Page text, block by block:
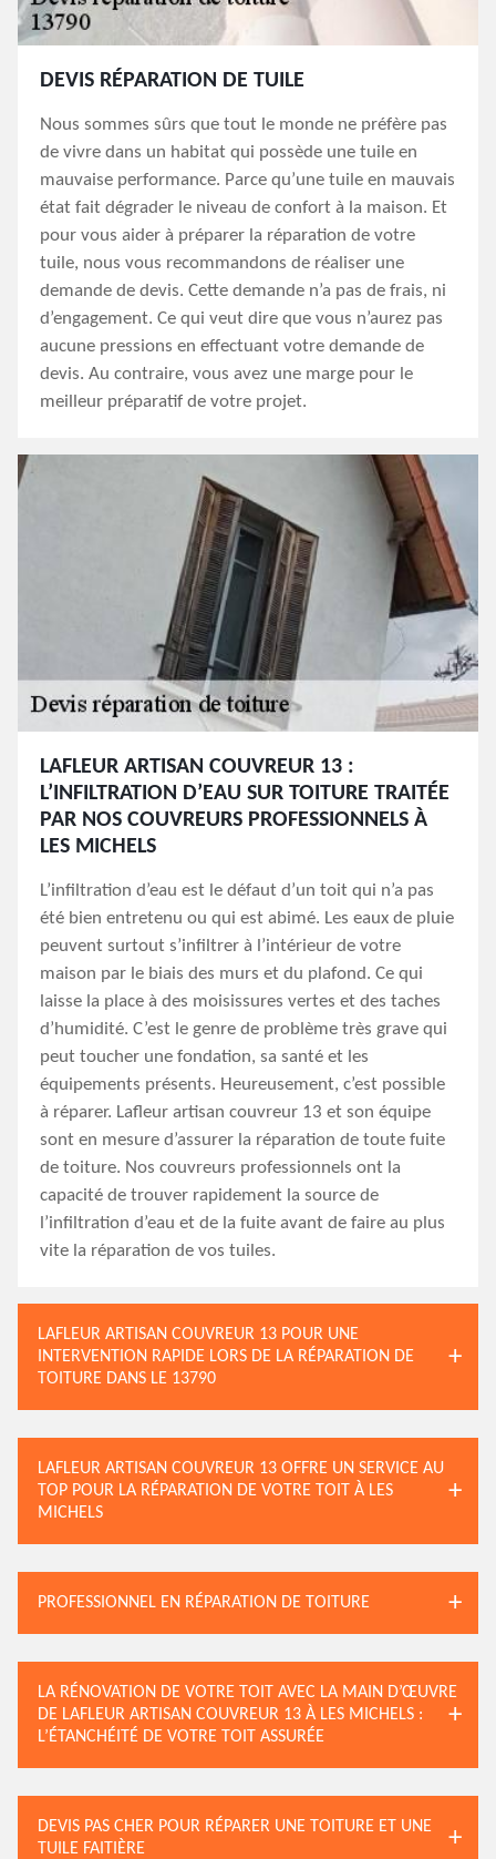
DEVIS RÉPARATION DE TUILE
Nous sommes sûrs que tout le monde ne préfère pas
de vivre dans un habitat qui possède une tuile en
mauvaise performance. Parce qu’une tuile en mauvais
état fait dégrader le niveau de confort à la maison. Et
pour vous aider à préparer la réparation de votre
tuile, nous vous recommandons de réaliser une
demande de devis. Cette demande n’a pas de frais, ni
d’engagement. Ce qui veut dire que vous n’aurez pas
aucune pressions en effectuant votre demande de
devis. Au contraire, vous avez une marge pour le
meilleur préparatif de votre projet.
LAFLEUR ARTISAN COUVREUR 13 :
L’INFILTRATION D’EAU SUR TOITURE TRAITÉE
PAR NOS COUVREURS PROFESSIONNELS À
LES MICHELS
L’infiltration d’eau est le défaut d’un toit qui n’a pas
été bien entretenu ou qui est abimé. Les eaux de pluie
peuvent surtout s’infiltrer à l’intérieur de votre
maison par le biais des murs et du plafond. Ce qui
laisse la place à des moisissures vertes et des taches
d’humidité. C’est le genre de problème très grave qui
peut toucher une fondation, sa santé et les
équipements présents. Heureusement, c’est possible
à réparer. Lafleur artisan couvreur 13 et son équipe
sont en mesure d’assurer la réparation de toute fuite
de toiture. Nos couvreurs professionnels ont la
capacité de trouver rapidement la source de
l’infiltration d’eau et de la fuite avant de faire au plus
vite la réparation de vos tuiles.
LAFLEUR ARTISAN COUVREUR 13 POUR UNE
INTERVENTION RAPIDE LORS DE LA RÉPARATION DE
TOITURE DANS LE 13790
LAFLEUR ARTISAN COUVREUR 13 OFFRE UN SERVICE AU
TOP POUR LA RÉPARATION DE VOTRE TOIT À LES
MICHELS
PROFESSIONNEL EN RÉPARATION DE TOITURE
LA RÉNOVATION DE VOTRE TOIT AVEC LA MAIN D’ŒUVRE
DE LAFLEUR ARTISAN COUVREUR 13 À LES MICHELS :
L’ÉTANCHÉITÉ DE VOTRE TOIT ASSURÉE
DEVIS PAS CHER POUR RÉPARER UNE TOITURE ET UNE
TUILE FAITIÈRE